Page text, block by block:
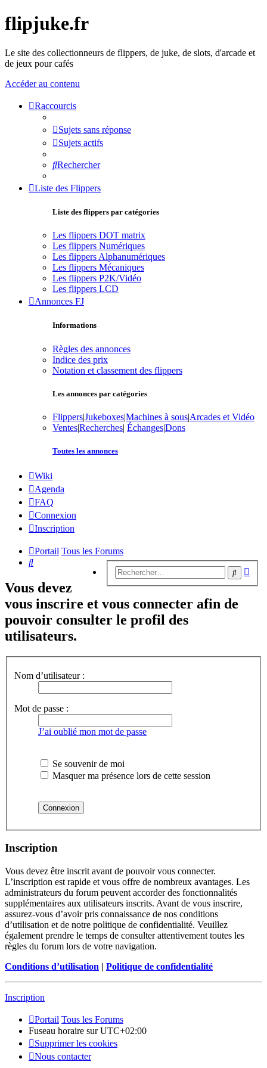
flipjuke.fr
Le site des collectionneurs de flippers, de juke, de slots, d'arcade et
de jeux pour cafés
Accéder au contenu
Raccourcis
Sujets sans réponse
Sujets actifs
Rechercher
Liste des Flippers
Liste des flippers par catégories
Les flippers DOT matrix
Les flippers Numériques
Les flippers Alphanumériques
Les flippers Mécaniques
Les flippers P2K/Vidéo
Les flippers LCD
Annonces FJ
Informations
Règles des annonces
Indice des prix
Notation et classement des flippers
Les annonces par catégories
Flippers|Jukeboxes|Machines à sous|Arcades et Vidéo
Ventes|Recherches| Échanges|Dons
Toutes les annonces
Wiki
Agenda
FAQ
Connexion
Inscription
Portail Tous les Forums
Rechercher
Vous devez
vous inscrire et vous connecter afin de
pouvoir consulter le profil des
utilisateurs.
Nom d’utilisateur :
Mot de passe :
J’ai oublié mon mot de passe
Se souvenir de moi
Masquer ma présence lors de cette session
Inscription
Vous devez être inscrit avant de pouvoir vous connecter.
L’inscription est rapide et vous offre de nombreux avantages. Les
administrateurs du forum peuvent accorder des fonctionnalités
supplémentaires aux utilisateurs inscrits. Avant de vous inscrire,
assurez-vous d’avoir pris connaissance de nos conditions
d’utilisation et de notre politique de confidentialité. Veuillez
également prendre le temps de consulter attentivement toutes les
règles du forum lors de votre navigation.
Conditions d’utilisation | Politique de confidentialité
Inscription
Portail Tous les Forums
Fuseau horaire surUTC+02:00
Supprimer les cookies
Nous contacter